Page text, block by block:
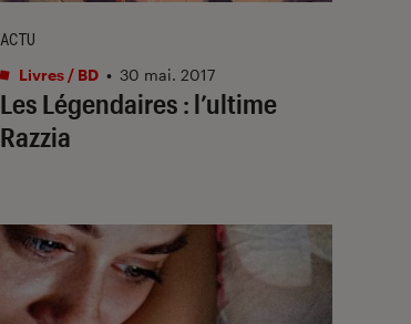
Les Légendaires : l’ultime
Razzia
ACTU
Livres / BD • 30 mai. 2017